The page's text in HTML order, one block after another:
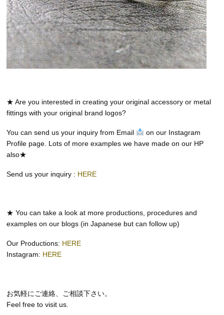
★ Are you interested in creating your original accessory or metal
fittings with your original brand logos?
You can send us your inquiry from Email
on our Instagram
Profile page. Lots of more examples we have made on our HP
also★
Send us your inquiry : HERE
★ You can take a look at more productions, procedures and
examples on our blogs (in Japanese but can follow up)
Our Productions: HERE
Instagram: HERE
お気軽にご連絡、ご相談下さい。
Feel free to visit us.